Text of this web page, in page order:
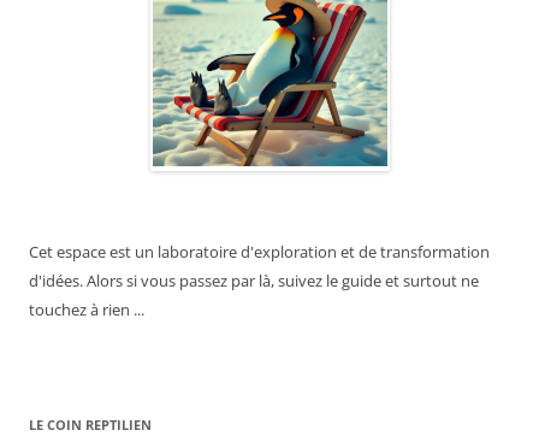
Cet espace est un laboratoire d'exploration et de transformation
d'idées. Alors si vous passez par là, suivez le guide et surtout ne
touchez à rien ...
LE COIN REPTILIEN